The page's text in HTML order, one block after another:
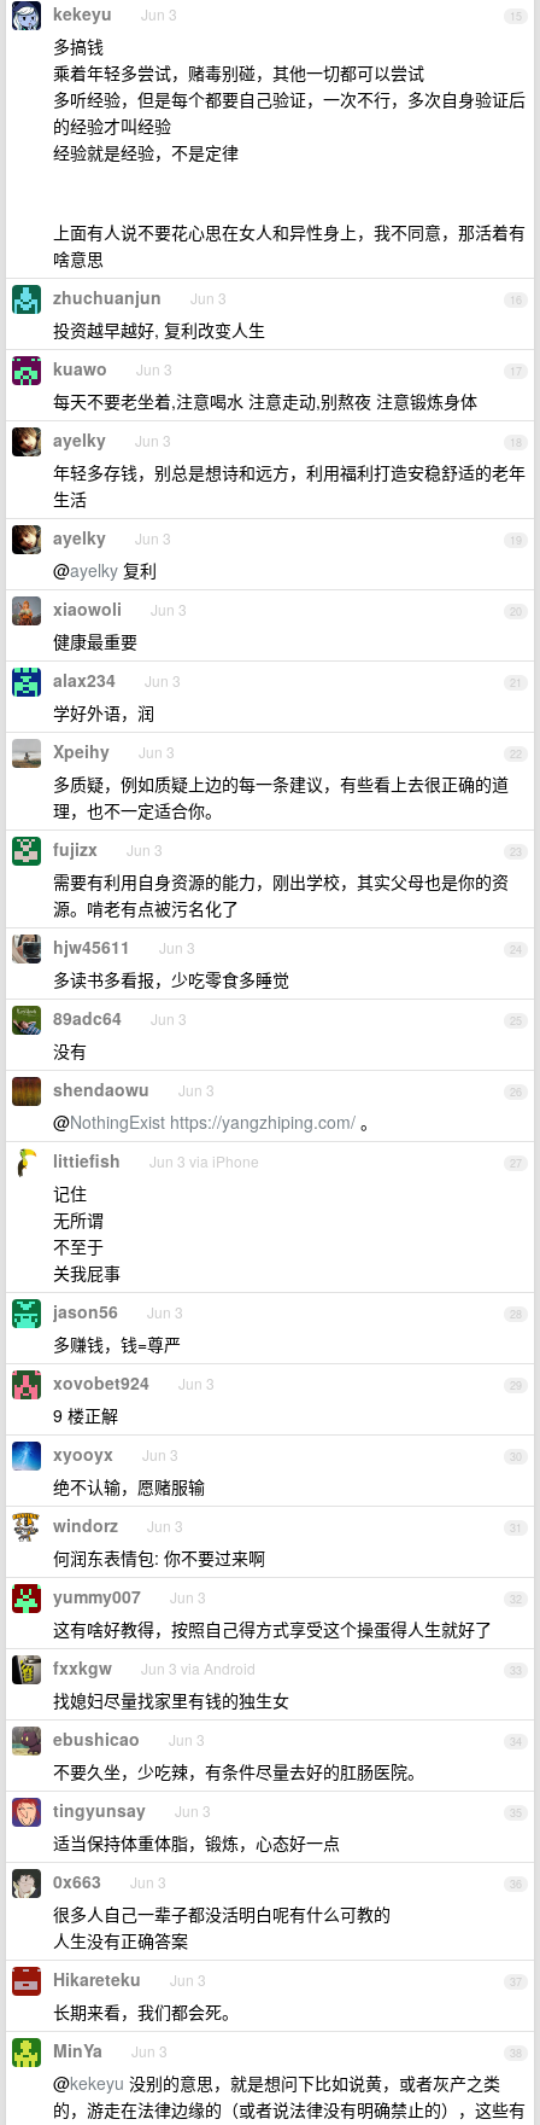
15
kekeyu Jun 3
多搞钱
乘着年轻多尝试，赌毒别碰，其他一切都可以尝试
多听经验，但是每个都要自己验证，一次不行，多次自身验证后
的经验才叫经验
经验就是经验，不是定律
上面有人说不要花心思在女人和异性身上，我不同意，那活着有
啥意思
16
zhuchuanjun Jun 3
投资越早越好, 复利改变人生
17
kuawo Jun 3
每天不要老坐着,注意喝水 注意走动,别熬夜 注意锻炼身体
18
ayelky Jun 3
年轻多存钱，别总是想诗和远方，利用福利打造安稳舒适的老年
生活
19
ayelky Jun 3
@ayelky 复利
20
xiaowoli Jun 3
健康最重要
21
alax234 Jun 3
学好外语，润
22
Xpeihy Jun 3
多质疑，例如质疑上边的每一条建议，有些看上去很正确的道
理，也不一定适合你。
23
fujizx Jun 3
需要有利用自身资源的能力，刚出学校，其实父母也是你的资
源。啃老有点被污名化了
24
hjw45611 Jun 3
多读书多看报，少吃零食多睡觉
25
89adc64 Jun 3
没有
26
shendaowu Jun 3
@NothingExist https://yangzhiping.com/ 。
27
littiefish Jun 3 via iPhone
记住
无所谓
不至于
关我屁事
28
jason56 Jun 3
多赚钱，钱=尊严
29
xovobet924 Jun 3
9 楼正解
30
xyooyx Jun 3
绝不认输，愿赌服输
31
windorz Jun 3
何润东表情包: 你不要过来啊
32
yummy007 Jun 3
这有啥好教得，按照自己得方式享受这个操蛋得人生就好了
33
fxxkgw Jun 3 via Android
找媳妇尽量找家里有钱的独生女
34
ebushicao Jun 3
不要久坐，少吃辣，有条件尽量去好的肛肠医院。
35
tingyunsay Jun 3
适当保持体重体脂，锻炼，心态好一点
36
0x663 Jun 3
很多人自己一辈子都没活明白呢有什么可教的
人生没有正确答案
37
Hikareteku Jun 3
长期来看，我们都会死。
38
MinYa Jun 3
@kekeyu 没别的意思，就是想问下比如说黄，或者灰产之类
的，游走在法律边缘的（或者说法律没有明确禁止的），这些有